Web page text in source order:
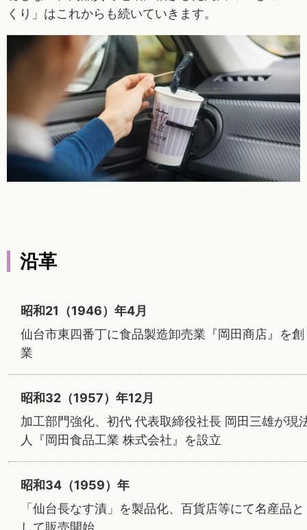
くり」はこれからも続いていきます。
沿革
昭和21（1946）年4月
仙台市東四番丁に食品製造卸売業『岡田商店』を創
業
昭和32（1957）年12月
加工部門強化、初代 代表取締役社長 岡田三雄が現
人『岡田食品工業 株式会社』を設立
昭和34（1959）年
「仙台長なす漬」を製品化、百貨店等にて名産品と
して販売開始